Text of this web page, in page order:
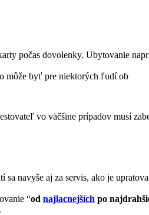
počas dovolenky. Ubytovanie
môže byť pre niektorých ľudí ob
vo väčšine prípadov musí
navyše aj za servis, ako je
“od najlacnejších po